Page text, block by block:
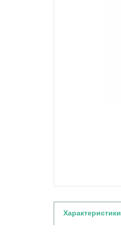
Характеристики